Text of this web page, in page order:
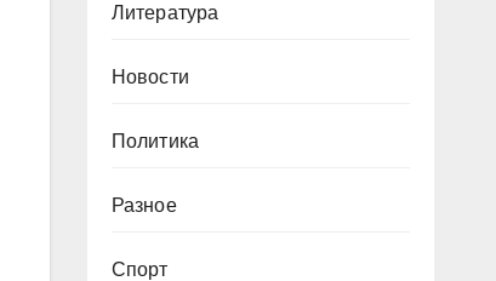
Литература
Новости
Политика
Разное
Спорт